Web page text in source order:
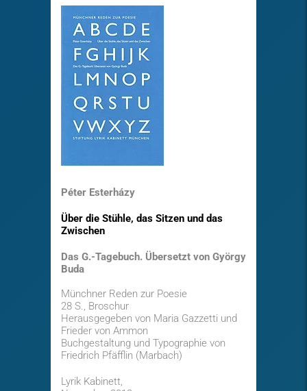
Péter Esterházy
Über die Stühle, das Sitzen und das
Zwischen
Das G.-Tagebuch. Übersetzt von György
Buda
Münchner Reden zur Poesie
28 S., Broschur
Herausgegeben von Maria Gazzetti und
Frieder von Ammon
Buchgestaltung und Typographie von
Friedrich Pfäfflin (Marbach)
Lyrik Kabinett,